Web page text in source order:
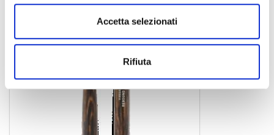
Accetta selezionati
Rifiuta